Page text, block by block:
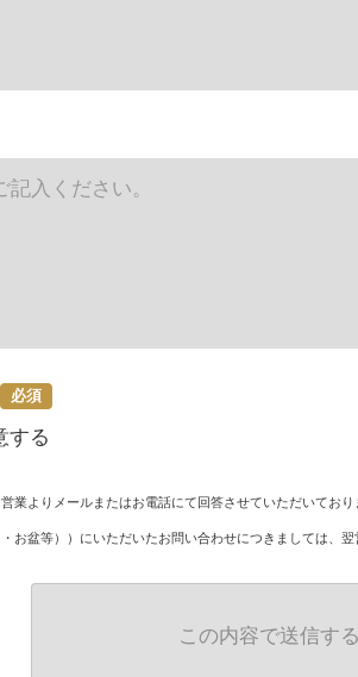
必須
する
業よりメールまたはお電話にて回答させていただいてお
お盆等））にいただいたお問い合わせにつきましては、翌